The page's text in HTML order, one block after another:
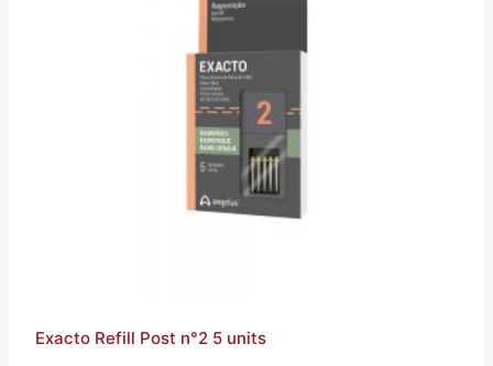
Exacto Refill Post n°2 5 units